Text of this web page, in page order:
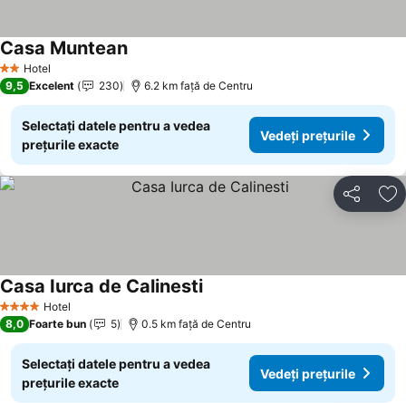
2 SteleHotel
Casa MunteanVedeți prețurile
9,5 Excelent 230 6.2 km faţă de Centru
Selectați datele pentru a vedea
prețurile exacte
Vedeți prețurile
Distribuiți
4 Stele Hotel
Casa Iurca de CalinestiVedeți prețurile
8,0 Foarte bun 5 0.5 km faţă de Centru
Selectați datele pentru a vedea
prețurile exacte
Vedeți prețurile